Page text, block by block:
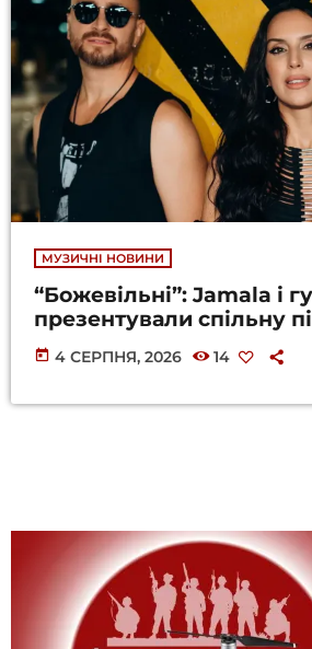
МУЗИЧНІ НОВИНИ
“Божевільні”: Jamala і
презентували спільну
today 4 СЕРПНЯ, 2026 14